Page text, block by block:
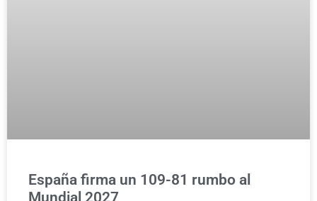
España firma un 109-81 rumbo al
Mundial 2027